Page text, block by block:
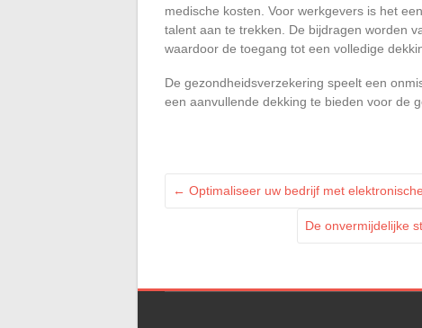
medische kosten. Voor werkgevers is het
talent aan te trekken. De bijdragen worden
waardoor de toegang tot een volledige
De gezondheidsverzekering speelt een
een aanvullende dekking te bieden voor de
← Optimaliseer uw bedrijf met
De onvermijdelijke